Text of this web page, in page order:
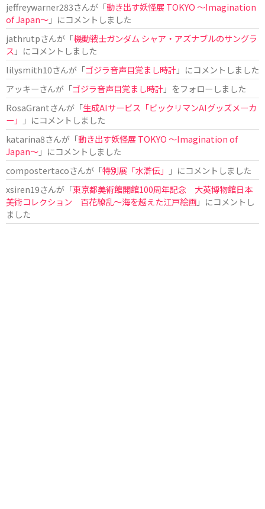
jeffreywarner283さんが「動き出す妖怪展 TOKYO 〜Imagination
of Japan〜」にコメントしました
jathrutpさんが「機動戦士ガンダム シャア・アズナブルのサングラ
ス 」にコメントしました
lilysmith10さんが「ゴジラ音声目覚まし時計」にコメントしました
アッキーさんが「ゴジラ音声目覚まし時計」をフォローしました
RosaGrantさんが「生成AIサービス「ビックリマンAIグッズメーカ
ー」
」にコメントしました
katarina8さんが「動き出す妖怪展 TOKYO 〜Imagination of
Japan〜」にコメントしました
compostertacoさんが「特別展「水滸伝」
」にコメントしました
xsiren19さんが「東京都美術館開館100周年記念 大英博物館日本
美術コレクション 百花繚乱～海を越えた江戸絵画」にコメントし
ました